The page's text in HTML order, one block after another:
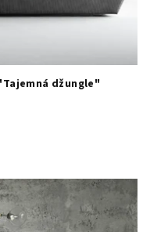
džungle"